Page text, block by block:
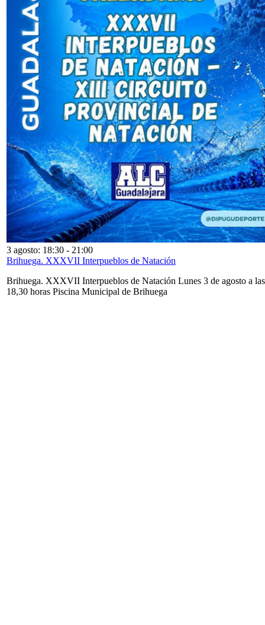
3 agosto: 18:30 - 21:00
Brihuega. XXXVII Interpueblos de Natación
Brihuega. XXXVII Interpueblos de Natación Lunes 3 de agosto a las
18,30 horas Piscina Municipal de Brihuega